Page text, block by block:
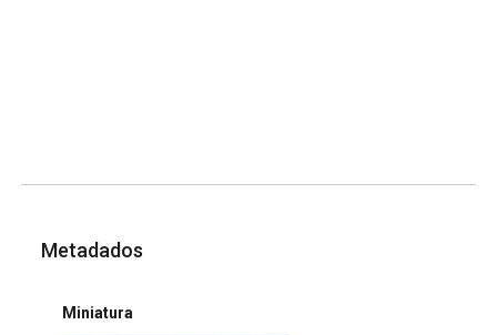
Metadados
Miniatura